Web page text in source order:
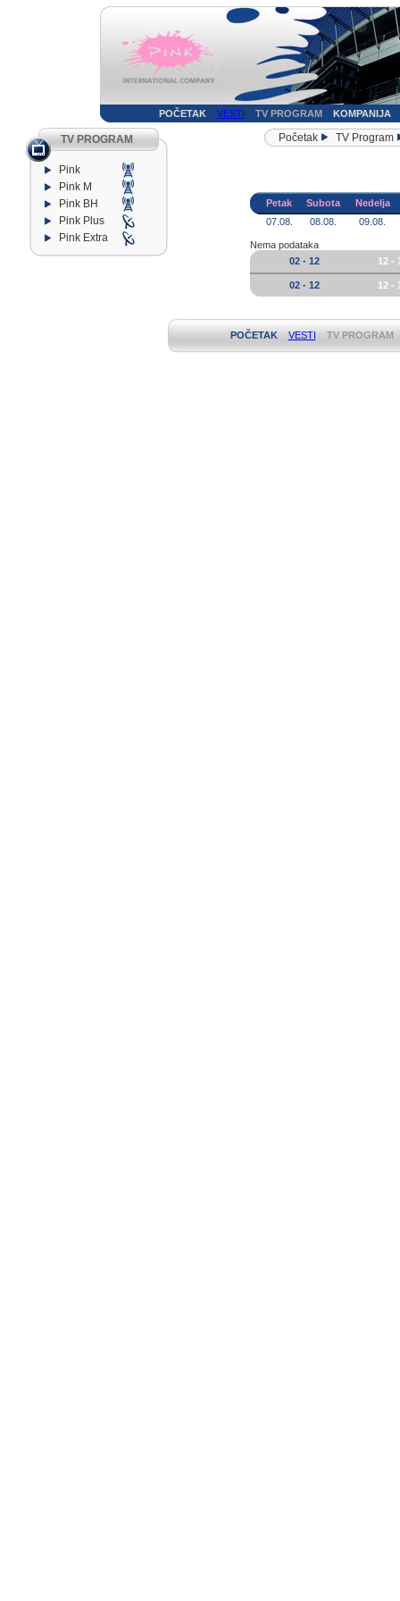
POČETAK VESTI TV PROGRAM KOMPANIJA
TV PROGRAM
Pink
Pink M
Pink BH
Pink Plus
Pink Extra
Početak TV Program
Petak Subota
Nedelja
07.08.
08.08. 09.08.
Nema podataka
02 - 12
12 -
02 - 12 12 -
POČETAK VESTI TV PROGRAM